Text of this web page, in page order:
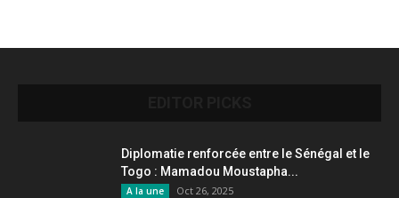
Diplomatie renforcée entre le Sénégal et le
Togo : Mamadou Moustapha...
A la une Oct 26, 2025